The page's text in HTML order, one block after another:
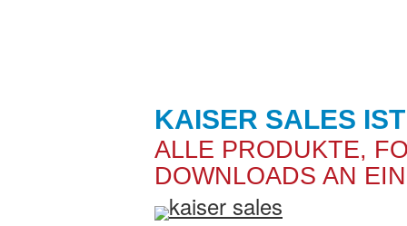
KAISER SALES
ALLE PRODUKTE,
DOWNLOADS AN